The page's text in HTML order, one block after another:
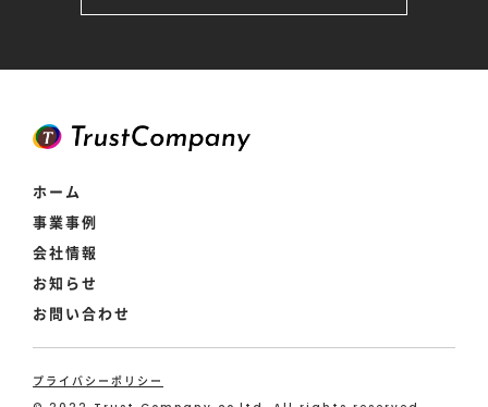
ホーム
事業事例
会社情報
お知らせ
お問い合わせ
プライバシーポリシー